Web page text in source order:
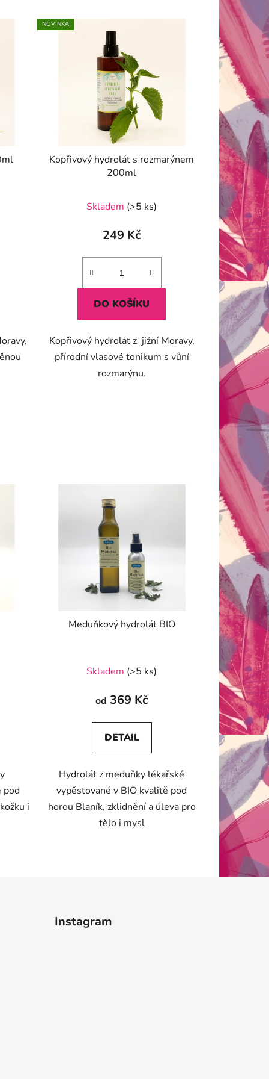
NOVINKA
Kopřivový hydrolát s rozmarýnem
200ml
hodnocení
produktu
5,0
z
hvězdiček.
Skladem (>5 ks)
249 Kč
DO KOŠÍKU
Kopřivový hydrolát z jižní Moravy,
přírodní vlasové tonikum s vůní
rozmarýnu.
pod
i
Meduňkový hydrolát BIO
Skladem (>5 ks)
od 369 Kč
DETAIL
Hydrolát z meduňky lékařské
vypěstované v BIO kvalitě pod
horou Blaník, zklidnění a úleva pro
tělo i mysl
Instagram